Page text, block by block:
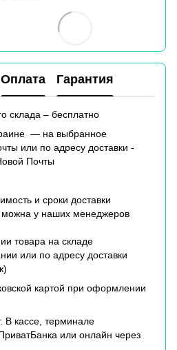
Оплата Гарантия
склада – бесплатно
— на выбранное
или по адресу доставки -
Почты
и сроки доставки
можна у наших менеджеров
товара на складе
или по адресу доставки
картой при оформлении
В кассе, терминале
или онлайн через